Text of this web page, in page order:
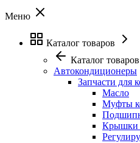
Меню
Каталог товаров
Каталог товаров
Автокондиционеры
Запчасти для
Масло
Муфты
Крышки